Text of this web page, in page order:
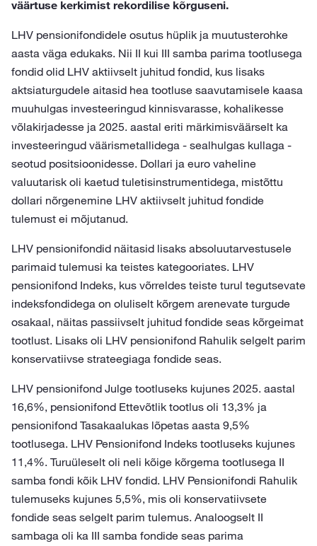
väärtuse kerkimist rekordilise kõrguseni.
LHV pensionifondidele osutus hüplik ja muutusterohke
aasta väga edukaks. Nii II kui III samba parima tootlusega
fondid olid LHV aktiivselt juhitud fondid, kus lisaks
aktsiaturgudele aitasid hea tootluse saavutamisele kaasa
muuhulgas investeeringud kinnisvarasse, kohalikesse
võlakirjadesse ja 2025. aastal eriti märkimisväärselt ka
investeeringud väärismetallidega - sealhulgas kullaga -
seotud positsioonidesse. Dollari ja euro vaheline
valuutarisk oli kaetud tuletisinstrumentidega, mistõttu
dollari nõrgenemine LHV aktiivselt juhitud fondide
tulemust ei mõjutanud.
LHV pensionifondid näitasid lisaks absoluutarvestusele
parimaid tulemusi ka teistes kategooriates. LHV
pensionifond Indeks, kus võrreldes teiste turul tegutsevate
indeksfondidega on oluliselt kõrgem arenevate turgude
osakaal, näitas passiivselt juhitud fondide seas kõrgeimat
tootlust. Lisaks oli LHV pensionifond Rahulik selgelt parim
konservatiivse strateegiaga fondide seas.
LHV pensionifond Julge tootluseks kujunes 2025. aastal
16,6%, pensionifond Ettevõtlik tootlus oli 13,3% ja
pensionifond Tasakaalukas lõpetas aasta 9,5%
tootlusega. LHV Pensionifond Indeks tootluseks kujunes
11,4%. Turuüleselt oli neli kõige kõrgema tootlusega II
samba fondi kõik LHV fondid. LHV Pensionifondi Rahulik
tulemuseks kujunes 5,5%, mis oli konservatiivsete
fondide seas selgelt parim tulemus. Analoogselt II
sambaga oli ka III samba fondide seas parima